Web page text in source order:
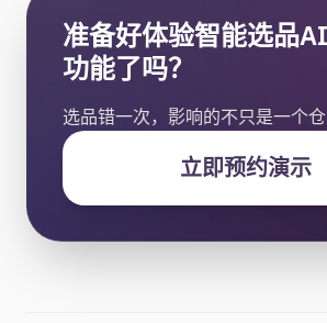
准备好体验智能选品
功能了吗？
选品错一次，影响的不只是一个仓
立即预约演示